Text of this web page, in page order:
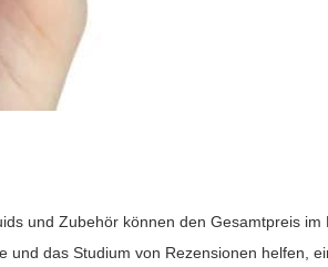
und Zubehör können den Gesamtpreis
das Studium von Rezensionen helfen,